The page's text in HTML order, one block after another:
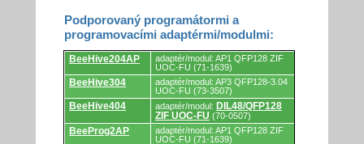
Podporovaný programátormi a
programovacími adaptérmi/modulmi:
Podporovaný
programátormi
a
programovacími
BeeHive204AP
adaptér/modul: AP1 QFP128 ZIF
UOC-FU (71-1639)
BeeHive304
adaptér/modul: AP3 QFP128-3.04
UOC-FU (73-3507)
BeeHive404 adaptér/modul: DIL48/QFP128
ZIF UOC-FU (70-0507)
BeeProg2AP
adaptér/modul: AP1 QFP128 ZIF
UOC-FU (71-1639)